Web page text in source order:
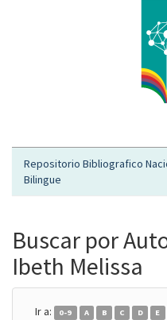
Repositorio Bibliografico
Bilingue
Buscar por
Ibeth Melissa
Ir a: 0-9 A B C D E